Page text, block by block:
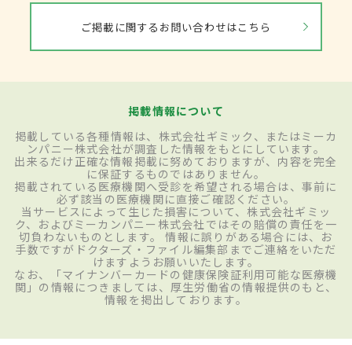
ご掲載に関するお問い合わせはこちら
掲載情報について
掲載している各種情報は、株式会社ギミック、またはミーカ
ンパニー株式会社が調査した情報をもとにしています。
出来るだけ正確な情報掲載に努めておりますが、内容を完全
に保証するものではありません。
掲載されている医療機関へ受診を希望される場合は、事前に
必ず該当の医療機関に直接ご確認ください。
当サービスによって生じた損害について、株式会社ギミッ
ク、およびミーカンパニー株式会社ではその賠償の責任を一
切負わないものとします。 情報に誤りがある場合には、お
手数ですがドクターズ・ファイル編集部までご連絡をいただ
けますようお願いいたします。
なお、「マイナンバーカードの健康保険証利用可能な医療機
関」の情報につきましては、厚生労働省の情報提供のもと、
情報を掲出しております。